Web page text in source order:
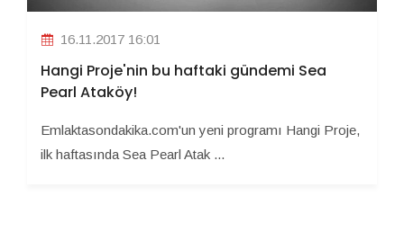
16.11.2017 16:01
Hangi Proje'nin bu haftaki gündemi Sea
Pearl Ataköy!
Emlaktasondakika.com'un yeni programı Hangi Proje,
ilk haftasında Sea Pearl Atak ...